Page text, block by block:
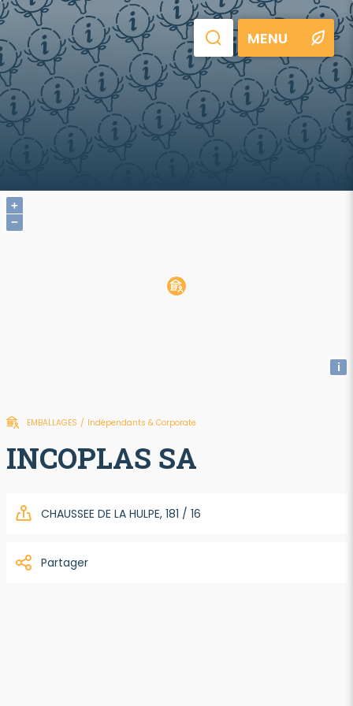
MENU
+
−
i
EMBALLAGES / Indépendants & Corporate
INCOPLAS SA
CHAUSSEE DE LA HULPE, 181 / 16
Partager